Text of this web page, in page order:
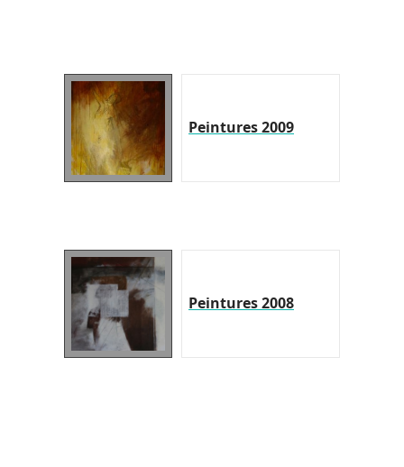
Peintures 2009
Peintures 2008